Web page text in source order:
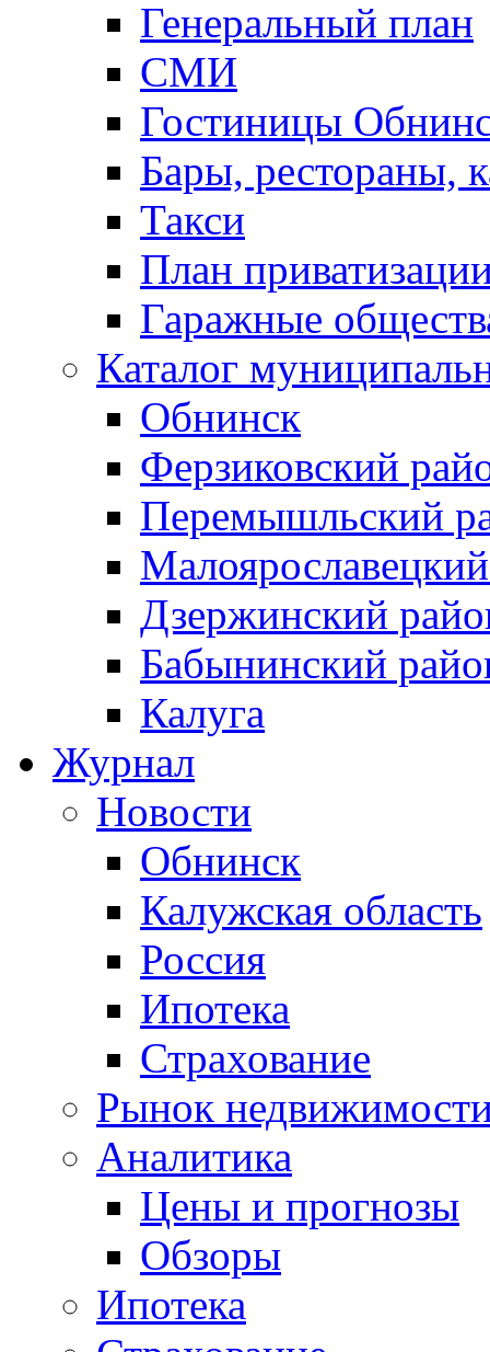
Генеральный план
СМИ
Гостиницы
Бары, рестораны,
Такси
План
Гаражные
Каталог
Обнинск
Ферзиковский
Перемышльский
Дзержинский
Бабынинский
Калуга
Журнал
Новости
Обнинск
Калужская область
Россия
Ипотека
Страхование
Рынок
Аналитика
Цены и прогнозы
Обзоры
Ипотека